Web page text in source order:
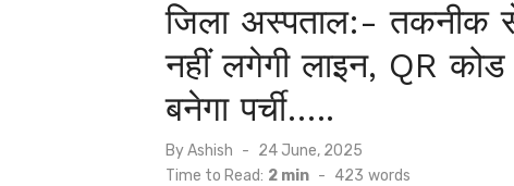
जिला अस्पताल:- तकनीक
नहीं लगेगी लाइन, QR
बनेगा पर्ची…..
ByAshish
Posted
on
24 June, 2025
Time to Read: 2 min - 423 words